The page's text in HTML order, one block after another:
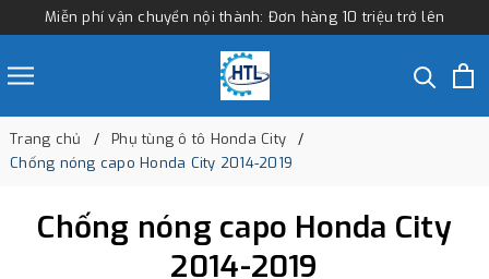
Miễn phí vận chuyển nội thành: Đơn hàng 10 triệu trở lên
Trang chủ
Phụ tùng ô tô Honda City
Chống nóng capo Honda City 2014-2019
Chống nóng capo Honda City
2014-2019